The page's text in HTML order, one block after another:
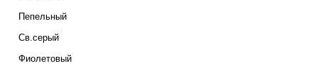
Пепельный
Св.серый
Фиолетовый